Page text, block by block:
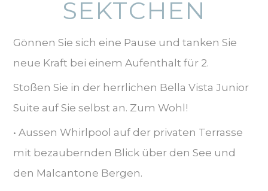
SEKTCHEN
Gönnen Sie sich eine Pause und tanken Sie
neue Kraft bei einem Aufenthalt für 2.
Stoßen Sie in der herrlichen Bella Vista Junior
Suite auf Sie selbst an. Zum Wohl!
• Aussen Whirlpool auf der privaten Terrasse
mit bezaubernden Blick über den See und
den Malcantone Bergen.